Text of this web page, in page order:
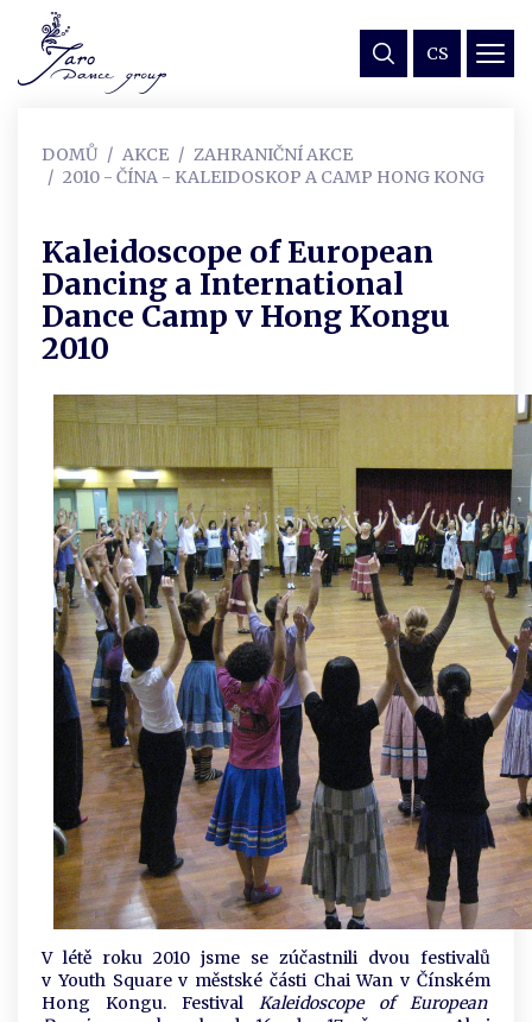
CS
DOMŮ AKCE
ZAHRANIČNÍ AKCE
2010 - ČÍNA - KALEIDOSKOP A CAMP HONG KONG
Kaleidoscope of European
Dancing a International
Dance Camp v Hong Kongu
2010
V létě roku 2010 jsme se zúčastnili dvou festivalů
v Youth Square v městské části Chai Wan v Čínském
Hong Kongu. Festival Kaleidoscope of European